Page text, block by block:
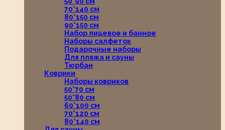
70*140 см
80*150 см
90*150 см
Набор лицевое и банное
Наборы салфеток
Подарочные наборы
Для пляжа и сауны
Тюрбан
Коврики
Наборы ковриков
50*70 см
50*80 см
60*100 см
70*120 см
80*140 см